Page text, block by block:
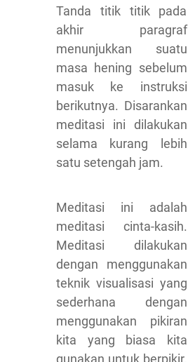
Tanda titik titik pada
akhir paragraf
menunjukkan suatu
masa hening sebelum
masuk ke instruksi
berikutnya. Disarankan
meditasi ini dilakukan
selama kurang lebih
satu setengah jam.
Meditasi ini adalah
meditasi cinta-kasih.
Meditasi dilakukan
dengan menggunakan
teknik visualisasi yang
sederhana dengan
menggunakan pikiran
kita yang biasa kita
gunakan untuk berpikir.